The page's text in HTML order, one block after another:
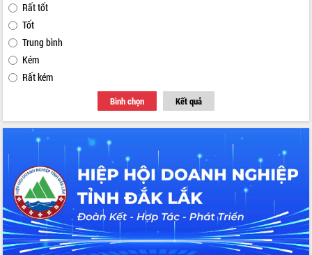
Rất tốt
Tốt
Trung bình
Kém
Rất kém
Bình chọn Kết quả